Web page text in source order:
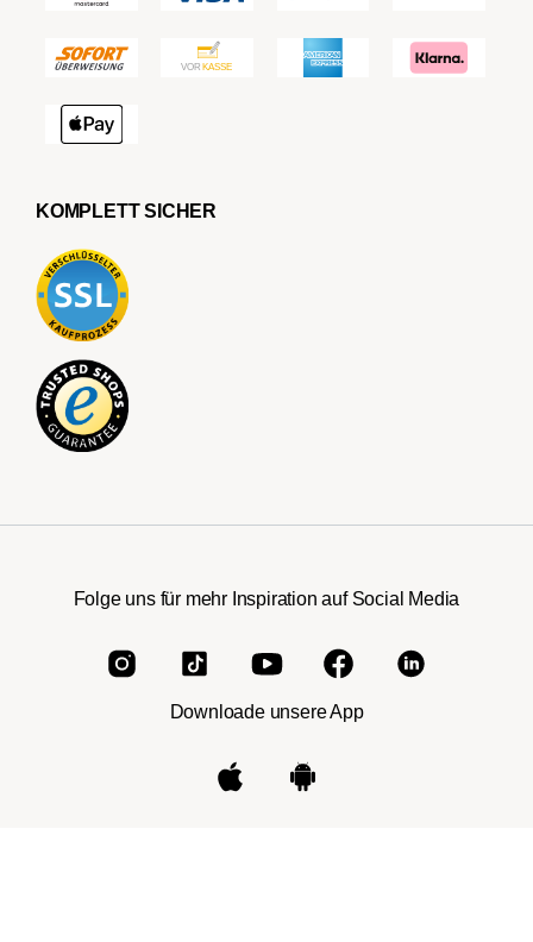
KOMPLETT SICHER
Folge uns für mehr Inspiration auf Social Media
Downloade unsere App